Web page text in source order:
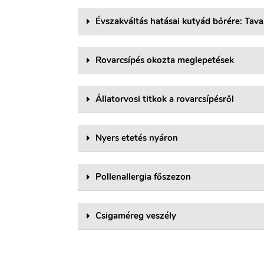
Évszakváltás hatásai kutyád bőrére:
Rovarcsípés okozta meglepetések
Állatorvosi titkok a rovarcsípésről
Nyers etetés nyáron
Pollenallergia főszezon
Csigaméreg veszély